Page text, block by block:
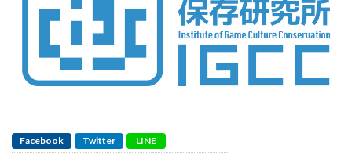
Facebook Twitter LINE